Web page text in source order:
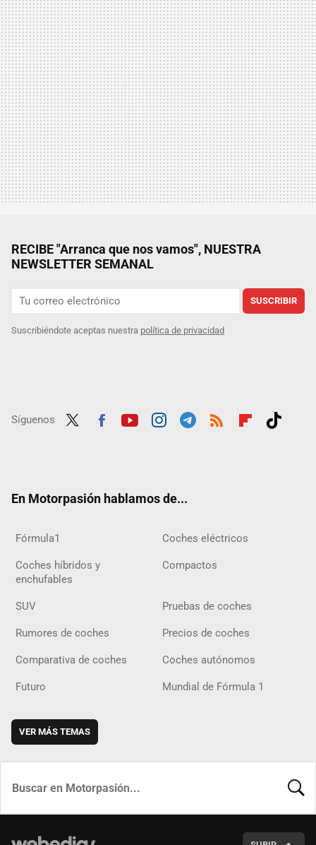
RECIBE "Arranca que nos vamos", NUESTRA
NEWSLETTER SEMANAL
SUSCRIBIR
Suscribiéndote aceptas nuestra política de privacidad
Síguenos
En Motorpasión hablamos de...
Fórmula1 Coches eléctricos
Coches híbridos y
enchufables
Compactos
SUV Pruebas de coches
Rumores de coches Precios de coches
Comparativa de coches Coches autónomos
Futuro Mundial de Fórmula 1
VER MÁS TEMAS